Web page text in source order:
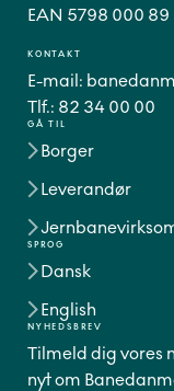
GÅ TIL
Borger
Leverandør
SPROG
Dansk
English
EAN 5798 000 89
KONTAKT
E-mail:
Tlf.: 82 34 00 00
NYHEDSBREV
Tilmeld dig vores
nyt om